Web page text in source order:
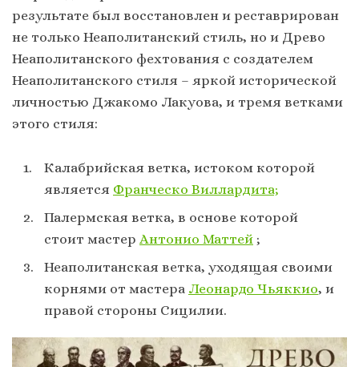
результате был восстановлен и реставрирован
не только Неаполитанский стиль, но и Древо
Неаполитанского фехтования с создателем
Неаполитанского стиля – яркой исторической
личностью Джакомо Лакуова, и тремя ветками
этого стиля:
Калабрийская ветка, истоком которой
является Франческо Виллардита;
Палермская ветка, в основе которой
стоит мастер Антонио Маттей ;
Неаполитанская ветка, уходящая своими
корнями от мастера Леонардо Чьяккио, и
правой стороны Сицилии.